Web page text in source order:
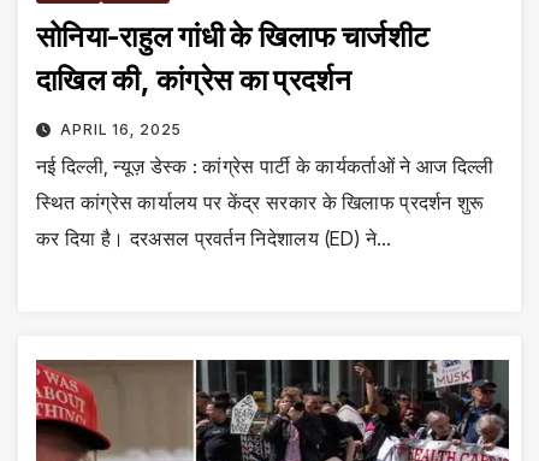
सोनिया-राहुल गांधी के खिलाफ चार्जशीट
दाखिल की, कांग्रेस का प्रदर्शन
APRIL 16, 2025
नई दिल्ली, न्यूज़ डेस्क : कांग्रेस पार्टी के कार्यकर्ताओं ने आज दिल्ली
स्थित कांग्रेस कार्यालय पर केंद्र सरकार के खिलाफ प्रदर्शन शुरू
कर दिया है। दरअसल प्रवर्तन निदेशालय (ED) ने…